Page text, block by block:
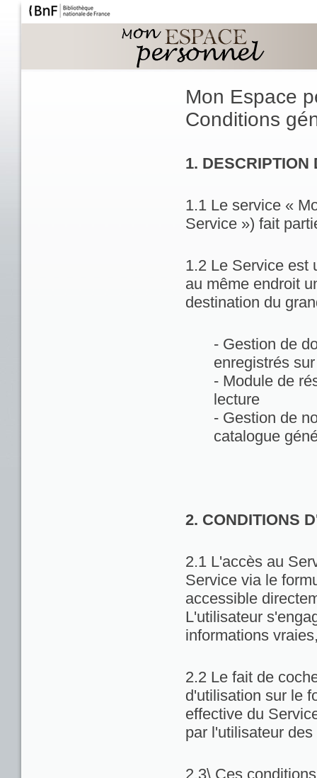
Mon Espace
Conditions
1. DESCRIPTION
1.1 Le service «
Service ») fait
1.2 Le Service est
au même endroit
destination du
- Gestion de
enregistrés
- Module de
lecture
- Gestion de
catalogue
2. CONDITIONS
2.1 L'accès au
Service via le
accessible
L'utilisateur
informations
2.2 Le fait de
d'utilisation sur le
effective du
par l'utilisateur
2.3\ Ces